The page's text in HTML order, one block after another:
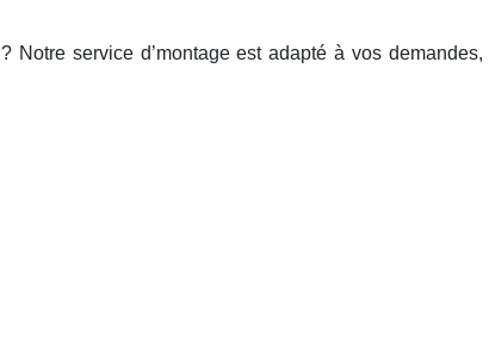
? Notre service d’montage est adapté à vos